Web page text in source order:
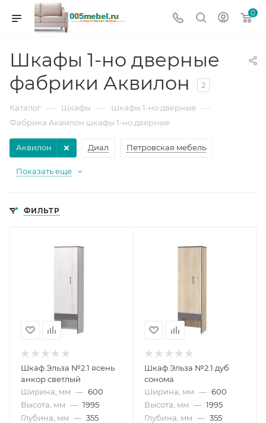
0
Шкафы 1-но дверные
фабрики Аквилон
2
Каталог — Шкафы — Шкафы 1-но дверные —
Фабрика Аквилон шкафы 1-но дверные
Диал
Аквилон Петровская мебель
Показать еще
ФИЛЬТР
Шкаф Эльза №2.1 ясень
анкор светлый
Ширина, мм — 600
Высота, мм — 1995
Глубина, мм — 355
Шкаф Эльза №2.1 дуб
сонома
Ширина, мм — 600
Высота, мм — 1995
Глубина, мм — 355